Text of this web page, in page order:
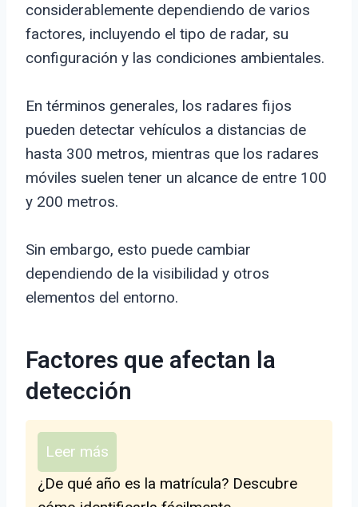
considerablemente dependiendo de varios
factores, incluyendo el tipo de radar, su
configuración y las condiciones ambientales.
En términos generales, los radares fijos
pueden detectar vehículos a distancias de
hasta 300 metros, mientras que los radares
móviles suelen tener un alcance de entre 100
y 200 metros.
Sin embargo, esto puede cambiar
dependiendo de la visibilidad y otros
elementos del entorno.
Factores que afectan la
detección
Leer más
¿De qué año es la matrícula? Descubre